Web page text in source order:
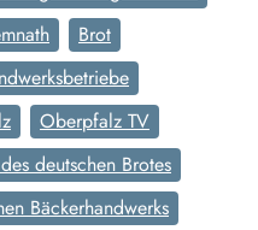
Brot
Oberpfalz TV
deutschen Brotes
Bäckerhandwerks